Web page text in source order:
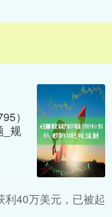
）
_规
利40万美元，已被起